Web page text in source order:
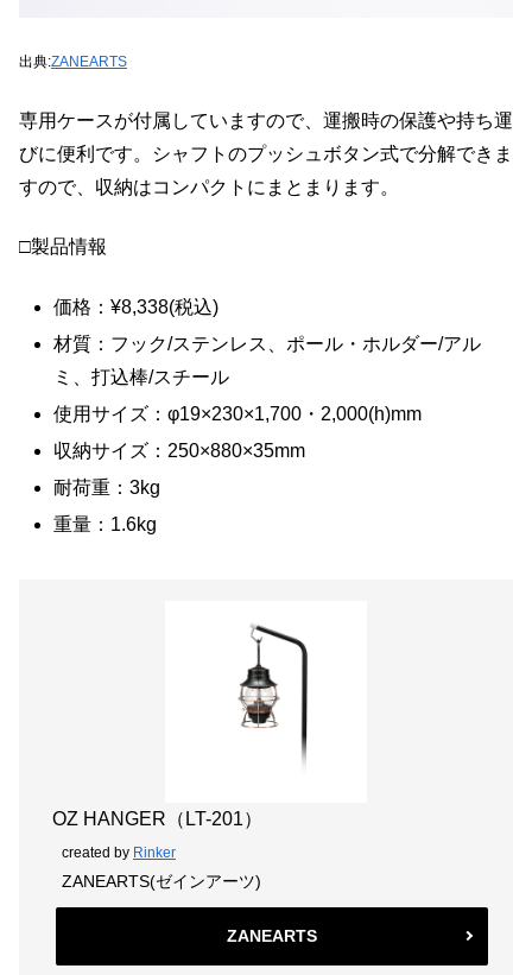
出典:ZANEARTS
専用ケースが付属していますので、運搬時の保護や持ち運
びに便利です。シャフトのプッシュボタン式で分解できま
すので、収納はコンパクトにまとまります。
□製品情報
価格：¥8,338(税込)
材質：フック/ステンレス、ポール・ホルダー/アル
ミ、打込棒/スチール
使用サイズ：φ19×230×1,700・2,000(h)mm
収納サイズ：250×880×35mm
耐荷重：3kg
重量：1.6kg
OZ HANGER（LT-201）
created by Rinker
ZANEARTS(ゼインアーツ)
ZANEARTS